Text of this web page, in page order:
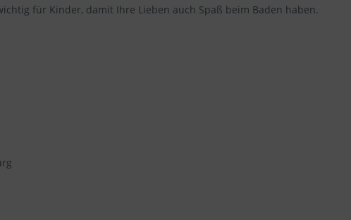
für Kinder, damit Ihre Lieben auch Spaß beim Baden haben.